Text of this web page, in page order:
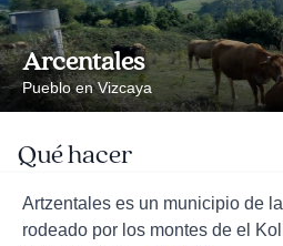
Arcentales
Pueblo en Vizcaya
Qué hacer
Artzentales es un municipio de
rodeado por los montes de el